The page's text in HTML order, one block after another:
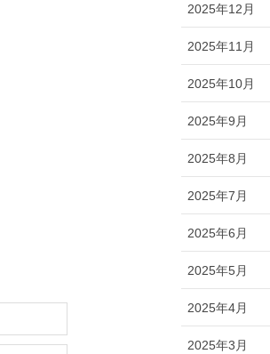
2025年12月
2025年11月
2025年10月
2025年9月
2025年8月
2025年7月
2025年6月
2025年5月
2025年4月
2025年3月